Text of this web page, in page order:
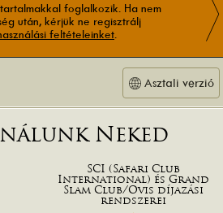
foglalkozik. Ha nem
után, kérjük ne regisztrálj
feltételeinket
Asztali verzió
Neked
SCI (Safari Club
International) és Grand
Slam Club/Ovis díjazási
rendszerei